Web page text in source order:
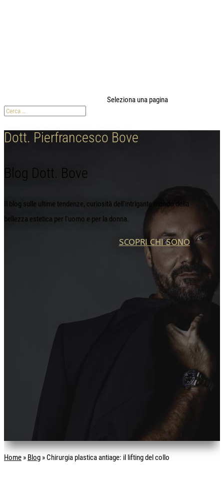
Seleziona una pagina
Dott. Pierfrancesco Bove
Blog Dott. Bove
Il blog sulle ultime tendenze, curiosità dell'intrigante mondo della
bellezza estetica per l'uomo e per la donna.
SCOPRI CHI SONO
Home » Blog »Chirurgia plastica antiage: il lifting del collo